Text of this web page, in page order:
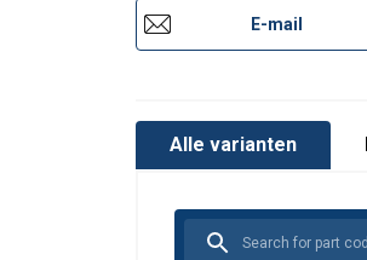
E-mail
Alle varianten
Markering:
Afwerking: